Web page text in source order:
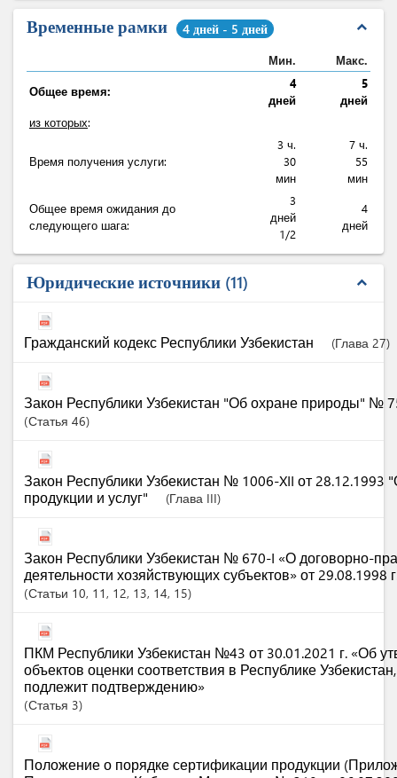
Временные рамки 4 дней - 5 дней expand_less
Мин. Макс.
Общее время:
4
дней
5
дней
из которых:
Время получения услуги:
3 ч.
30
мин
7 ч.
55
мин
Общее время ожидания до
следующего шага:
3
дней
1/2
4
дней
Юридические источники 11 expand_less
Гражданский кодекс Республики Узбекистан (Глава 27)
Закон Республики Узбекистан "Об охране природы" №
Статья 46
Закон Республики Узбекистан № 1006-XII от 28.12.1993
продукции и услуг"
(Глава III)
Закон Республики Узбекистан № 670-I «О договорно-
деятельности хозяйствующих субъектов» от 29.08.1998
Статьи 10, 11 , 12, 13, 14, 15
ПКМ Республики Узбекистан №43 от 30.01.2021 г. «Об
объектов оценки соответствия в Республике
подлежит подтверждению»
Статья 3
Положение о порядке сертификации продукции